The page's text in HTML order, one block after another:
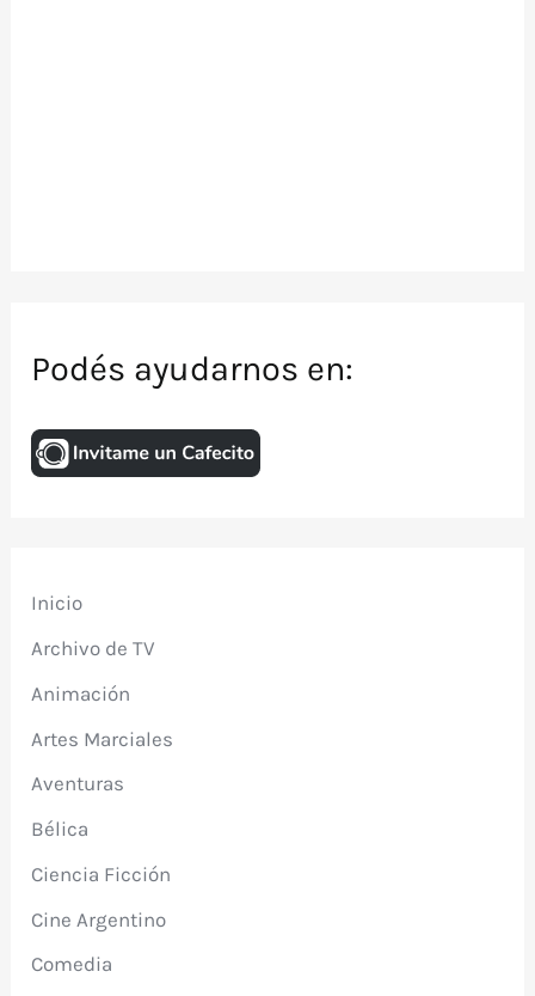
Podés ayudarnos en:
Inicio
Archivo de TV
Animación
Artes Marciales
Aventuras
Bélica
Ciencia Ficción
Cine Argentino
Comedia